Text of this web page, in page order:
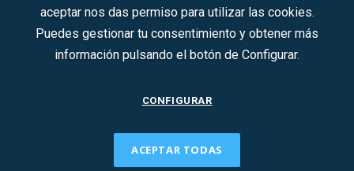
Síguenos en redes sociales:
CONTACTO
2022 © DTI · Todos los derechos reservados ·
aceptar nos das permiso para utilizar las cookies.
Puedes gestionar tu consentimiento y obtener más
información pulsando el botón de Configurar.
CONFIGURAR
ACEPTAR TODAS